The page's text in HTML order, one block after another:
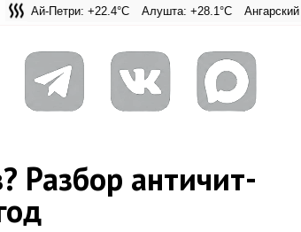
Петри: +22.4°C Алушта: +28.1°C Ангарский
Разбор античит-